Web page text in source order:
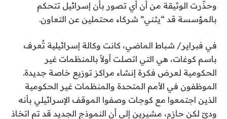
وحذّرت الوثيقة من أن أي تصور بأن إسرائيل تتحكم
بالمؤسسة قد “يثني” شركاء محتملين عن التعاون.
في فبراير/ شباط الماضي، كانت وكالة إسرائيلية تُعرف
باسم كوغات، هي التي اتصلت أولاً بالمنظمات غير
الحكومية لعرض فكرة إنشاء مراكز توزيع خاصة جديدة.
الموظفون في الأمم المتحدة والمنظمات غير الحكومية
الذين اجتمعوا مع كوجات وصفوا الموقف الإسرائيلي بأنه
وديّ لكن حازم، مشيرين إلى أن النموذج الجديد قد تم اتخاذ